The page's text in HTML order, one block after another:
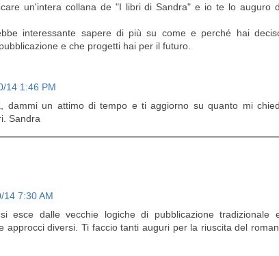
un'intera collana de "I libri di Sandra" e io te lo auguro
interessante sapere di più su come e perché hai
e che progetti hai per il futuro.
14 1:46 PM
dammi un attimo di tempo e ti aggiorno su quanto mi
Sandra
14 7:30 AM
esce dalle vecchie logiche di pubblicazione tradizionale
approcci diversi. Ti faccio tanti auguri per la riuscita del